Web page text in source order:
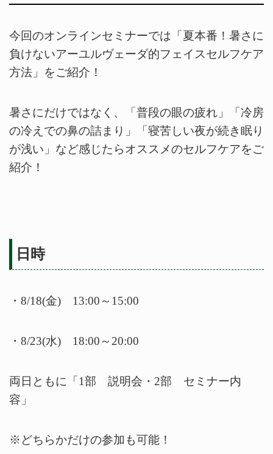
今回のオンラインセミナーでは「夏本番！暑さに
負けないアーユルヴェーダ的フェイスセルフケア
方法」をご紹介！
暑さにだけではなく、「普段の眼の疲れ」「冷房
の冷えでの鼻の詰まり」「寝苦しい夜が続き眠り
が浅い」など感じたらオススメのセルフケアをご
紹介！
日時
・8/18(金) 13:00～15:00
・8/23(水) 18:00～20:00
両日ともに「1部 説明会・2部 セミナー内
容」
※どちらかだけの参加も可能！